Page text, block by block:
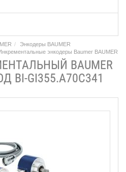
Энкодеры BAUMER
энкодеры Baumer BAUMER
BAUMER
BI-GI355.A70C341